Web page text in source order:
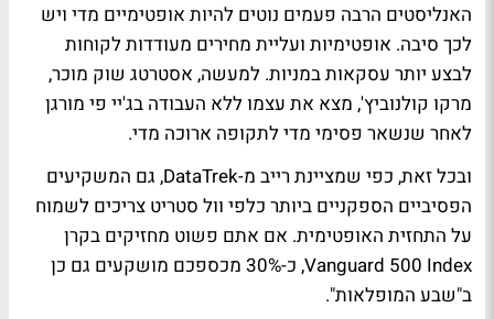
האנליסטים הרבה פעמים נוטים להיות אופטימיים מדי ויש
לכך סיבה. אופטימיות ועליית מחירים מעודדות לקוחות
לבצע יותר עסקאות במניות. למעשה, אסטרטג שוק מוכר,
מרקו קולנוביץ', מצא את עצמו ללא העבודה בג'יי פי מורגן
לאחר שנשאר פסימי מדי לתקופה ארוכה מדי.
ובכל זאת, כפי שמציינת רייב מ-DataTrek, גם המשקיעים
הפסיביים הספקניים ביותר כלפי וול סטריט צריכים לשמוח
על התחזית האופטימית. אם אתם פשוט מחזיקים בקרן
Vanguard 500 Index, כ-30% מכספכם מושקעים גם כן
ב"שבע המופלאות".